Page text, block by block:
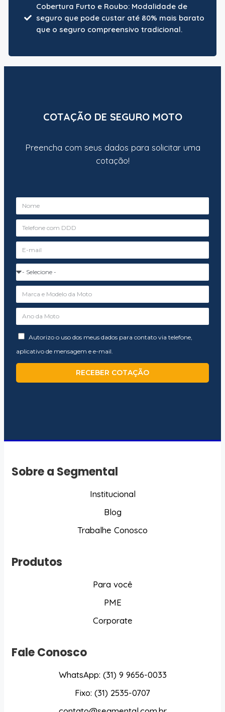
Cobertura Furto e Roubo: Modalidade de
seguro que pode custar até 80% mais barato
que o seguro compreensivo tradicional.
COTAÇÃO DE SEGURO MOTO
Preencha com seus dados para solicitar uma
cotação!
Autorizo o uso dos meus dados para contato via telefone,
aplicativo de mensagem e e-mail.
RECEBER COTAÇÃO
Sobre a Segmental
Institucional
Blog
Trabalhe Conosco
Produtos
Para você
PME
Corporate
Fale Conosco
WhatsApp: (31) 9 9656-0033
Fixo: (31) 2535-0707